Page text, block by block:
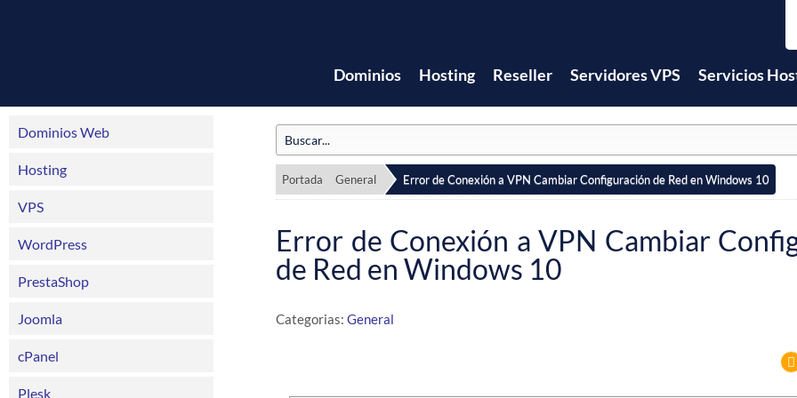
Dominios Hosting Reseller Servidores VPS Servicios
Dominios Web
Hosting
VPS
WordPress
PrestaShop
Joomla
cPanel
Plesk
Portada General Error de Conexión a VPN Cambiar Configuración de Red en Windows 10
Error de Conexión a VPN Cambiar
de Red en Windows 10
Categorias: General